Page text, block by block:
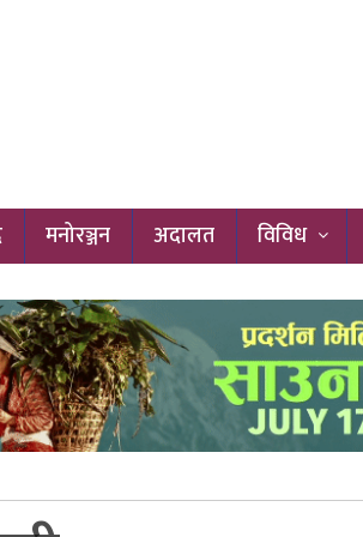
मनोरञ्जन अदालत विविध